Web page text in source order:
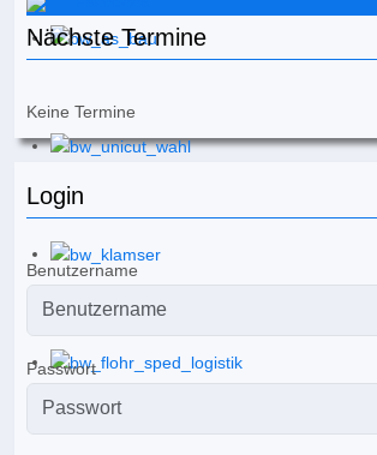
Nächste Termine
Keine Termine
Login
Benutzername
Passwort